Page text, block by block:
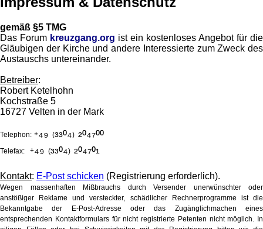
gemäß §5 TMG
Das Forum kreuzgang.org ist ein kostenloses Angebot für die
Gläubigen der Kirche und andere Interessierte zum Zweck des
Austauschs untereinander.
Betreiber:
Robert Ketelhohn
Kochstraße 5
16727 Velten in der Mark
Telephon: ⁺⁴⁹ (³³⁰⁴) ²⁰⁴⁷⁰⁰
Telefax: ⁺⁴⁹ (³³⁰⁴) ²⁰⁴⁷⁰¹
Kontakt: E-Post schicken (Registrierung erforderlich).
Wegen massenhaften Mißbrauchs durch Versender unerwünschter oder
anstößiger Reklame und versteckter, schädlicher Rechnerprogramme ist die
Bekanntgabe der E-Post-Adresse oder das Zugänglichmachen eines
entsprechenden Kontaktformulars für nicht registrierte Petenten nicht möglich. In